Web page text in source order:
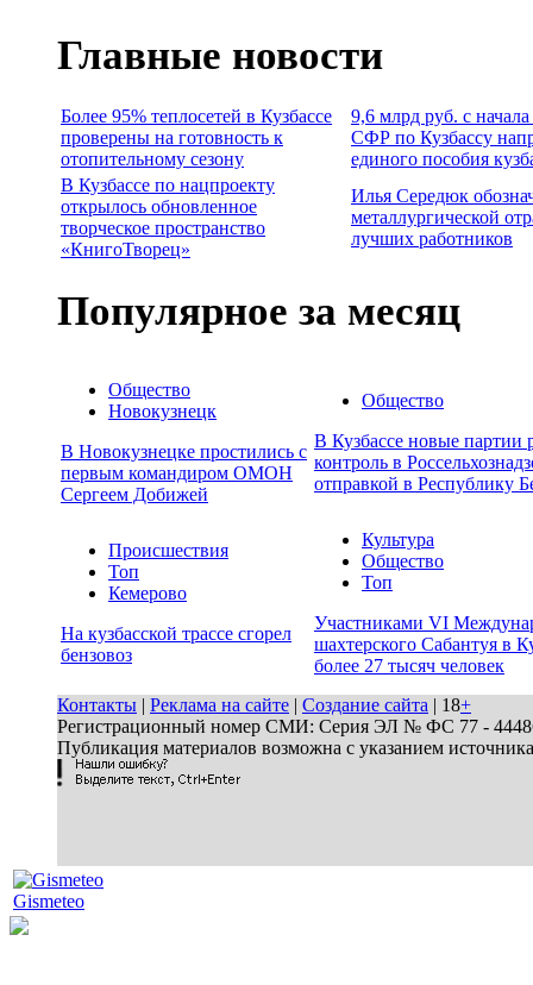
Главные новости
Более 95% теплосетей в Кузбассе
проверены на готовность к
отопительному сезону
9,6 млрд руб. с
СФР по Кузбассу
единого пособия
В Кузбассе по нацпроекту
открылось обновленное
творческое пространство
«КнигоТворец»
Илья Середюк
металлургической
лучших работников
Популярное за месяц
Общество
Новокузнецк
В Новокузнецке простились с
первым командиром ОМОН
Сергеем Добижей
Общество
В Кузбассе новые партии
контроль в
отправкой в Республику
Происшествия
Топ
Кемерово
На кузбасской трассе сгорел
бензовоз
Культура
Общество
Топ
Участниками VI
шахтерского Сабантуя в
более 27 тысяч человек
Контакты | Реклама на сайте | Создание сайта | 18+
Регистрационный номер СМИ: Серия ЭЛ № ФС 77 - 44486
Публикация материалов возможна с указанием
Gismeteo